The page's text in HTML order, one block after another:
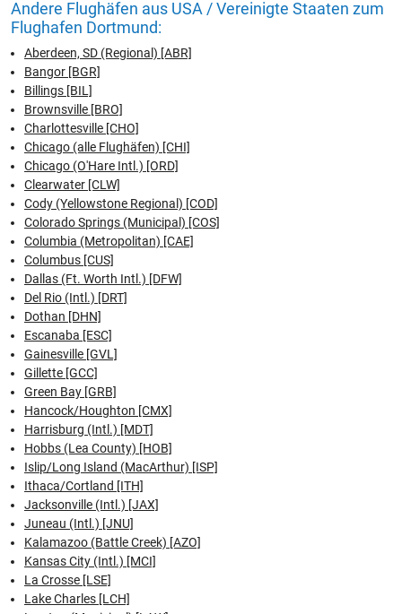
Andere Flughäfen aus USA / Vereinigte Staaten zum
Flughafen Dortmund:
Aberdeen, SD (Regional) [ABR]
Bangor [BGR]
Billings [BIL]
Brownsville [BRO]
Charlottesville [CHO]
Chicago (alle Flughäfen) [CHI]
Chicago (O'Hare Intl.) [ORD]
Clearwater [CLW]
Cody (Yellowstone Regional) [COD]
Colorado Springs (Municipal) [COS]
Columbia (Metropolitan) [CAE]
Columbus [CUS]
Dallas (Ft. Worth Intl.) [DFW]
Del Rio (Intl.) [DRT]
Dothan [DHN]
Escanaba [ESC]
Gainesville [GVL]
Gillette [GCC]
Green Bay [GRB]
Hancock/Houghton [CMX]
Harrisburg (Intl.) [MDT]
Hobbs (Lea County) [HOB]
Islip/Long Island (MacArthur) [ISP]
Ithaca/Cortland [ITH]
Jacksonville (Intl.) [JAX]
Juneau (Intl.) [JNU]
Kalamazoo (Battle Creek) [AZO]
Kansas City (Intl.) [MCI]
La Crosse [LSE]
Lake Charles [LCH]